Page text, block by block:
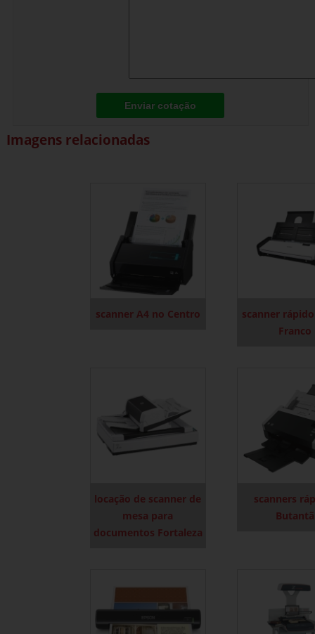
Enviar cotação
Imagens relacionadas
scanner A4 no Centro
scanner
Franco
locação de scanner de
mesa para
documentos Fortaleza
scanners
Butantã